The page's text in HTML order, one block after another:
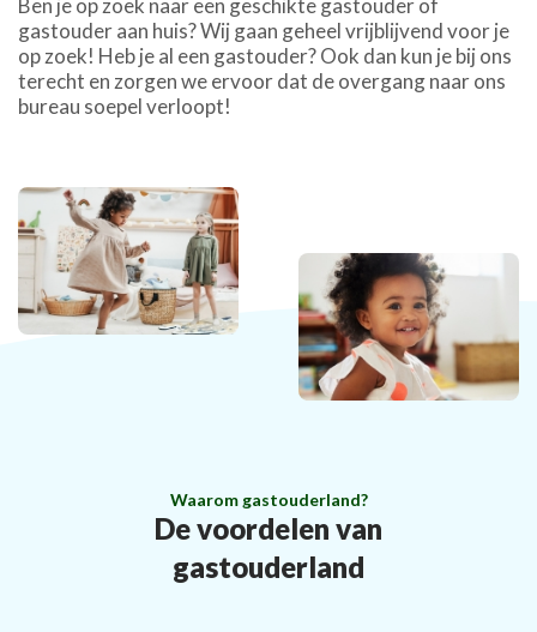
Ben je op zoek naar een geschikte gastouder of
gastouder aan huis? Wij gaan geheel vrijblijvend voor je
op zoek! Heb je al een gastouder? Ook dan kun je bij ons
terecht en zorgen we ervoor dat de overgang naar ons
bureau soepel verloopt!
Waarom gastouderland?
De voordelen van
gastouderland